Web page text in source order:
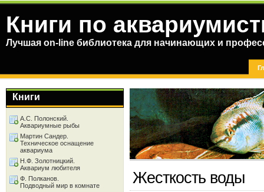
Книги по
Лучшая on-line библиотека для начинающих и
Жесткость воды
Книги
А.С. Полонский.
Аквариумные рыбы
Мартин Сандер.
Техническое оснащение
аквариума
Н.Ф. Золотницкий.
Аквариум любителя
Ф. Полканов.
Подводный мир в комнате